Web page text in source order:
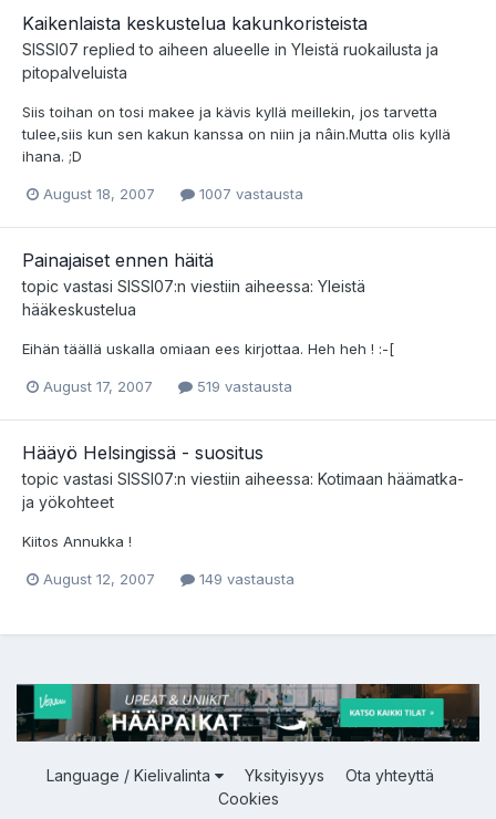
Kaikenlaista keskustelua kakunkoristeista
SISSI07 replied to aiheen alueelle in Yleistä ruokailusta ja
pitopalveluista
Siis toihan on tosi makee ja kävis kyllä meillekin, jos tarvetta
tulee,siis kun sen kakun kanssa on niin ja nâin.Mutta olis kyllä
ihana. ;D
August 18, 2007 1007 vastausta
Painajaiset ennen häitä
topic vastasi SISSI07:n viestiin aiheessa: Yleistä
hääkeskustelua
Eihän täällä uskalla omiaan ees kirjottaa. Heh heh ! :-[
August 17, 2007 519 vastausta
Hääyö Helsingissä - suositus
topic vastasi SISSI07:n viestiin aiheessa: Kotimaan häämatka-
ja yökohteet
Kiitos Annukka !
August 12, 2007 149 vastausta
Language / Kielivalinta Yksityisyys
Ota yhteyttä
Cookies